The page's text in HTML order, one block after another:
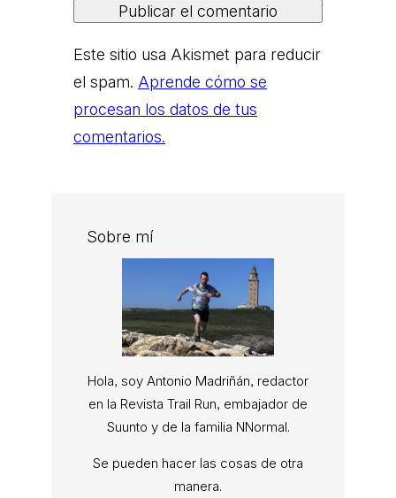
Este sitio usa Akismet para reducir
el spam. Aprende cómo se
procesan los datos de tus
comentarios.
Sobre mí
Hola, soy Antonio Madriñán, redactor
en la Revista Trail Run, embajador de
Suunto y de la familia NNormal.
Se pueden hacer las cosas de otra
manera.